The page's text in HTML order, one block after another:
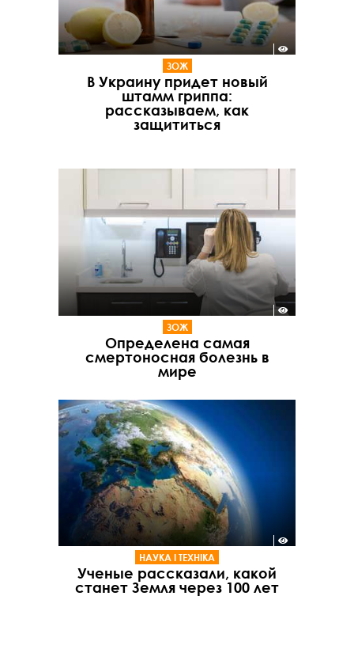
ЗОЖ
В Украину придет новый
штамм гриппа:
рассказываем, как
защититься
ЗОЖ
Определена самая
смертоносная болезнь в
мире
НАУКА І ТЕХНІКА
Ученые рассказали, какой
станет Земля через 100 лет